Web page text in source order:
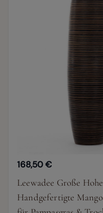
168,50 €
Leewadee Große
Handgefertigte